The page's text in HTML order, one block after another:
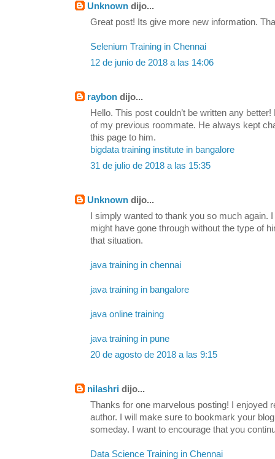
Unknown dijo...
Great post! Its give more new information.
Selenium Training in Chennai
12 de junio de 2018 a las 14:06
raybon dijo...
Hello. This post couldn’t be written any
of my previous roommate. He always kept
this page to him.
bigdata training institute in bangalore
31 de julio de 2018 a las 15:35
Unknown dijo...
I simply wanted to thank you so much again.
might have gone through without the type of
that situation.
java training in chennai
java training in bangalore
java online training
java training in pune
20 de agosto de 2018 a las 9:15
nilashri dijo...
Thanks for one marvelous posting! I enjoyed
author. I will make sure to bookmark your
someday. I want to encourage that you
Data Science Training in Chennai